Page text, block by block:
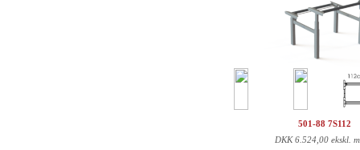
501-88 7S112
DKK6.524,00 ekskl.